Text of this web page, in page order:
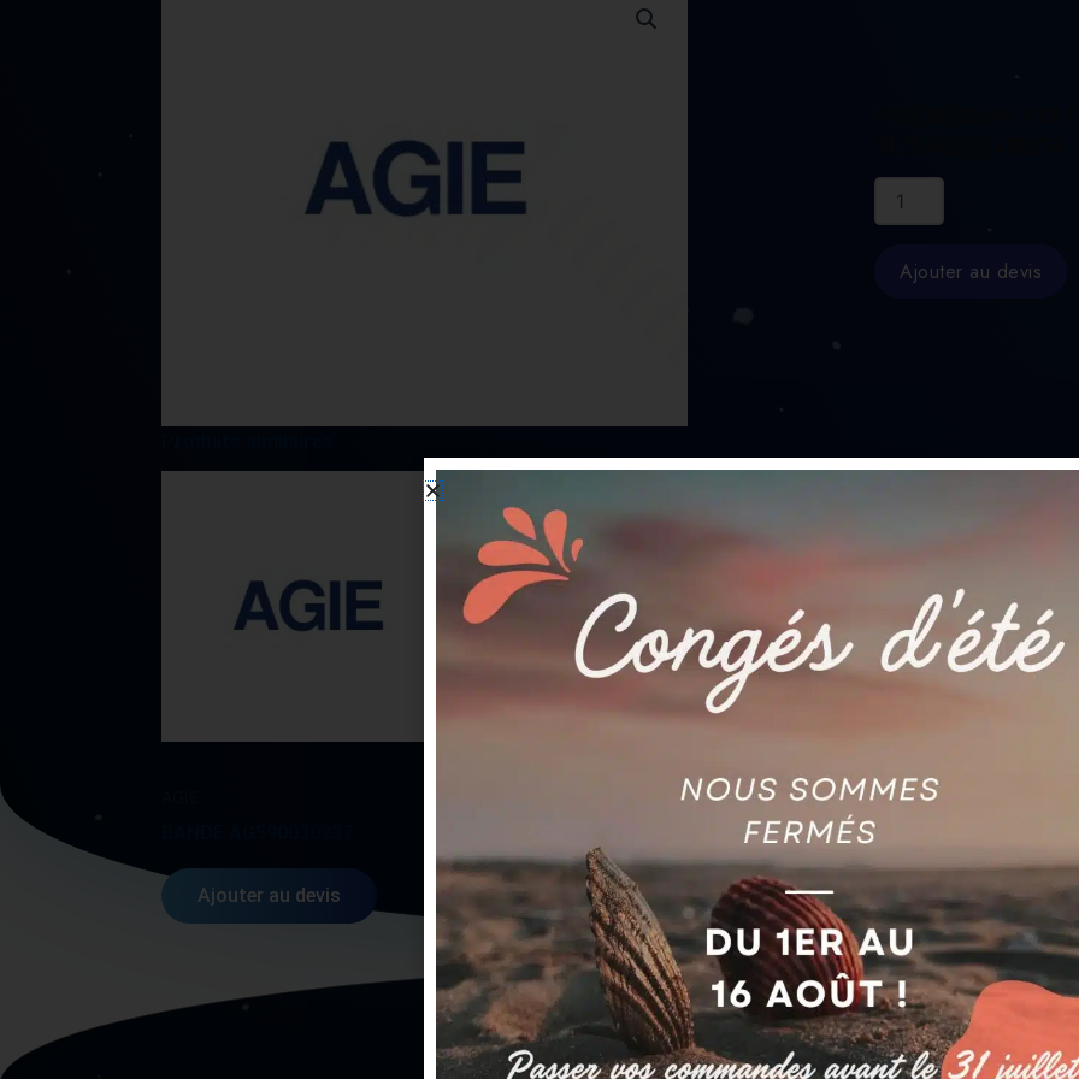
quantité
COMPLETE
DIMAjouter au devis
Ajouter au devis
SWITCH SQ29 AG590025157
Ajouter au devis
COUPE FIL CARBURE
AG590191593
Ajouter au devis